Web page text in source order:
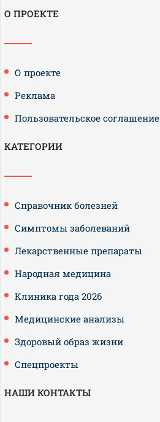
О ПРОЕКТЕ
О проекте
Реклама
Пользовательское соглашение
КАТЕГОРИИ
Справочник болезней
Симптомы заболеваний
Лекарственные препараты
Народная медицина
Клиника года 2026
Медицинские анализы
Здоровый образ жизни
Спецпроекты
НАШИ КОНТАКТЫ